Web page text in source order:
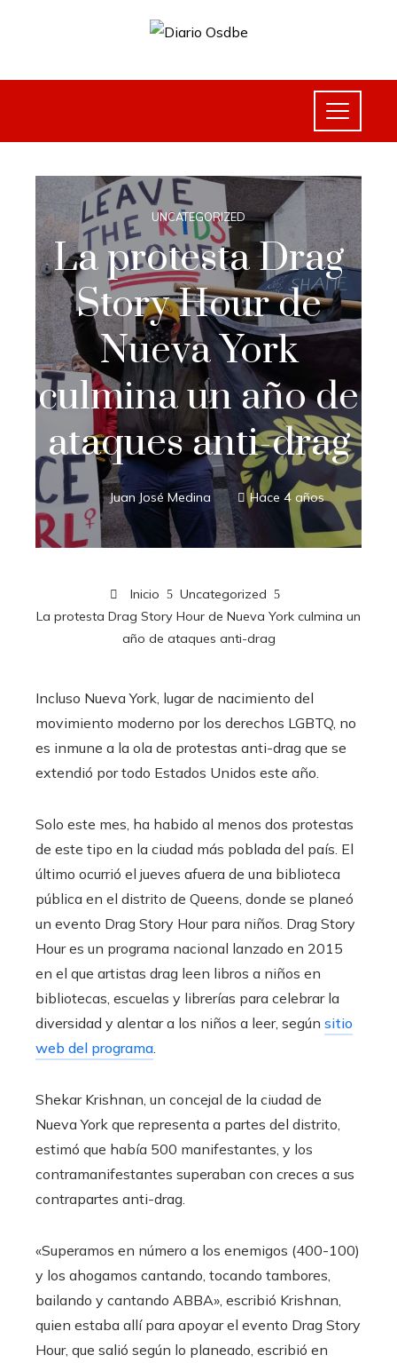
UNCATEGORIZED
La protesta Drag
Story Hour de
Nueva York
culmina un año de
ataques anti-drag
Juan José Medina Hace 4 años
Inicio
Uncategorized
La protesta Drag Story Hour de Nueva York culmina un
año de ataques anti-drag
Incluso Nueva York, lugar de nacimiento del
movimiento moderno por los derechos LGBTQ, no
es inmune a la ola de protestas anti-drag que se
extendió por todo Estados Unidos este año.
Solo este mes, ha habido al menos dos protestas
de este tipo en la ciudad más poblada del país. El
último ocurrió el jueves afuera de una biblioteca
pública en el distrito de Queens, donde se planeó
un evento Drag Story Hour para niños. Drag Story
Hour es un programa nacional lanzado en 2015
en el que artistas drag leen libros a niños en
bibliotecas, escuelas y librerías para celebrar la
diversidad y alentar a los niños a leer, según sitio
web del programa.
Shekar Krishnan, un concejal de la ciudad de
Nueva York que representa a partes del distrito,
estimó que había 500 manifestantes, y los
contramanifestantes superaban con creces a sus
contrapartes anti-drag.
«Superamos en número a los enemigos (400-100)
y los ahogamos cantando, tocando tambores,
bailando y cantando ABBA», escribió Krishnan,
quien estaba allí para apoyar el evento Drag Story
Hour, que salió según lo planeado, escribió en